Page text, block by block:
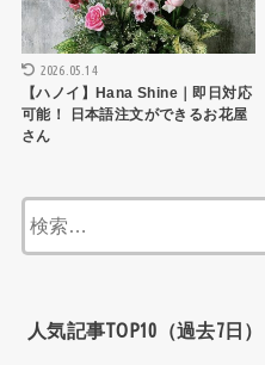
2026.05.14
【ハノイ】Hana Shine｜即日対応
可能！ 日本語注文ができるお花屋
さん
人気記事TOP10（過去7日）